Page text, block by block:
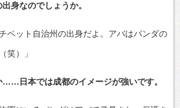
身なのでしょうか。
ベット自治州の出身だよ。アバはパンダの
笑）」
日本では成都のイメージが強いです。